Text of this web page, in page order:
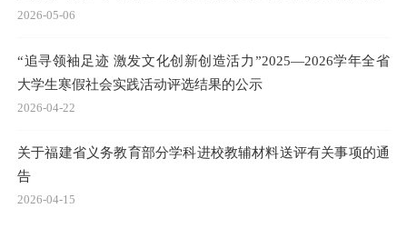
2026-05-06
“追寻领袖足迹 激发文化创新创造活力”2025—2026学年全省
大学生寒假社会实践活动评选结果的公示
2026-04-22
关于福建省义务教育部分学科进校教辅材料送评有关事项的通
告
2026-04-15